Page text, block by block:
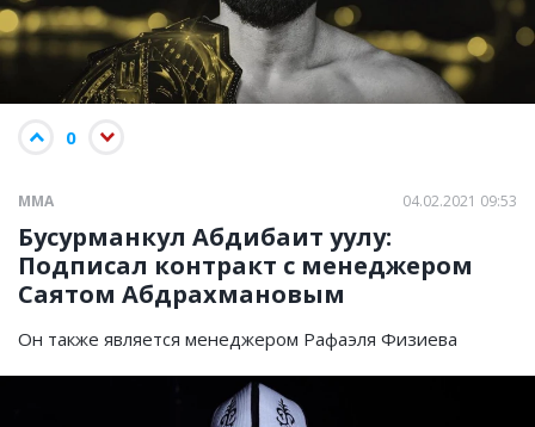
0
ММА 04.02.2021 09:53
Бусурманкул Абдибаит уулу:
Подписал контракт с менеджером
Саятом Абдрахмановым
Он также является менеджером Рафаэля Физиева